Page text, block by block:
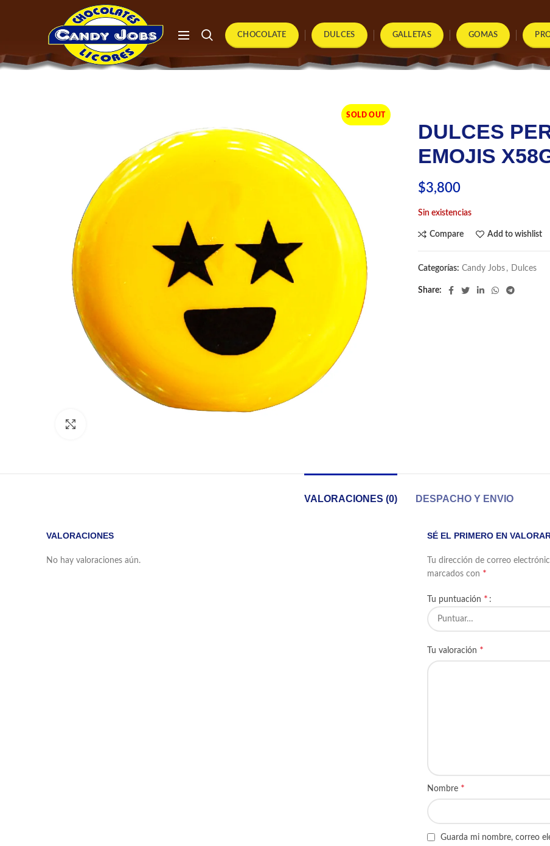
CHOCOLATE DULCES GALLETAS GOMAS
SOLD OUT
DULCES
EMOJIS
$3,800
Sin existencias
Compare Add to wishlist
Categorías: Candy Jobs , Dulces
Share
VALORACIONES (0) DESPACHO Y ENVIO
VALORACIONES
No hay valoraciones aún.
SÉ EL PRIMERO EN
Tu dirección de correo
marcados con *
Tu puntuación *
Tu valoración *
Nombre *
Guarda mi nombre, correo